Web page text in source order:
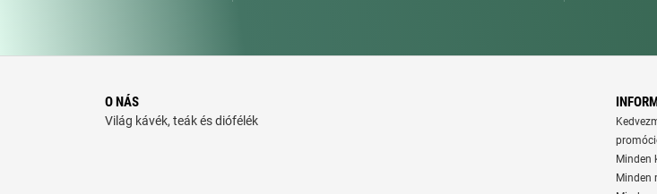
O NÁS
Világ kávék, teák és diófélék
Minden
Minden